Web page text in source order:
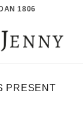
1806
PRESENT